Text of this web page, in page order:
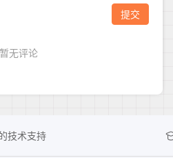
技术支持